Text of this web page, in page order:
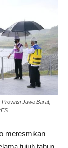
Provinsi Jawa Barat,
meresmikan